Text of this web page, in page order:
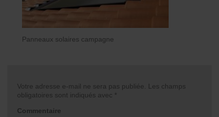
Panneaux solaires campagne
Votre adresse e-mail ne sera pas publiée.
Les champs
obligatoires sont indiqués avec *
Commentaire